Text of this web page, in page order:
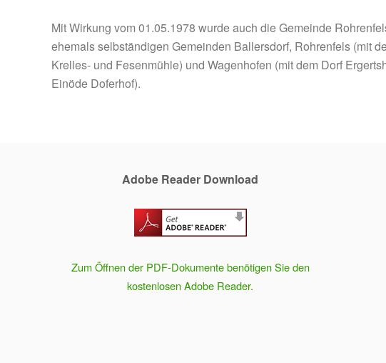
Mit Wirkung vom 01.05.1978 wurde auch die Gemeinde
ehemals selbständigen Gemeinden Ballersdorf, Rohrenfels (mit
Krelles- und Fesenmühle) und Wagenhofen (mit dem Dorf
Einöde Doferhof).
Adobe Reader Download
Zum Öffnen der PDF-Dokumente benötigen Sie den
kostenlosen Adobe Reader.